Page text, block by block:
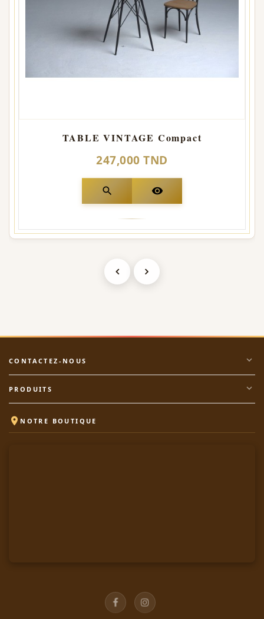
TABLE VINTAGE Compact
247,000 TND
search visibility
CONTACTEZ-NOUS expand_more
PRODUITS expand_more
 NOTRE BOUTIQUE
FacebookInstagram